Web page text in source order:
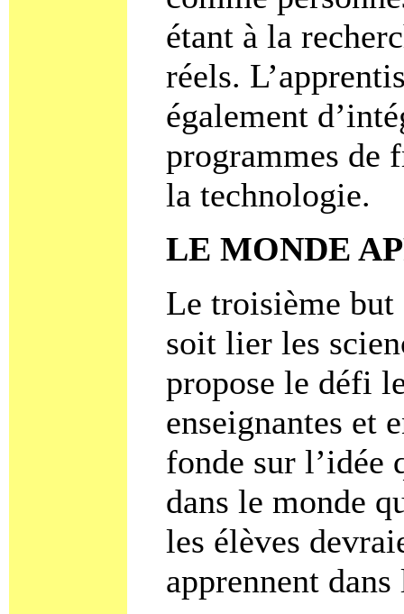
étant à la
réels.
également
programmes de
la technologie.
LE MONDE
Le troisième but
soit lier les
propose le défi
enseignantes et
fonde sur l’idée
dans le monde
les élèves
apprennent